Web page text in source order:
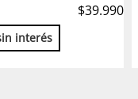
$39.990
interés